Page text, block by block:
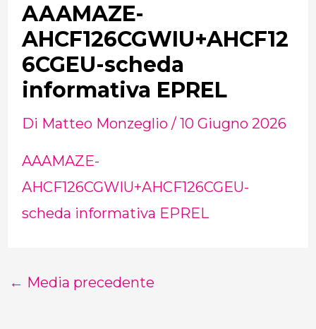
AAAMAZE-
AHCF126CGWIU+AHCF12
6CGEU-scheda
informativa EPREL
Di Matteo Monzeglio / 10 Giugno 2026
AAAMAZE-
AHCF126CGWIU+AHCF126CGEU-
scheda informativa EPREL
← Media precedente